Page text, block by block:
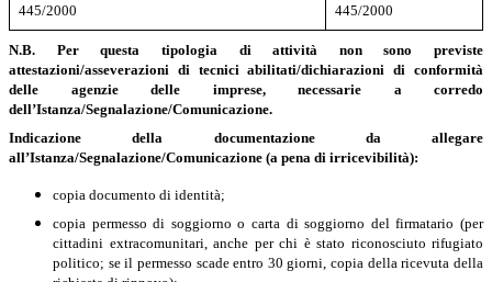
445/2000
445/2000
N.B. Per questa tipologia di attività non sono previste
attestazioni/asseverazioni di tecnici abilitati/dichiarazioni di conformità
delle agenzie delle imprese, necessarie a corredo
dell’Istanza/Segnalazione/Comunicazione.
Indicazione
della documentazione da allegare
all’Istanza/Segnalazione/Comunicazione (a pena di irricevibilità):
copia documento di identità;
copia permesso di soggiorno o carta di soggiorno del firmatario (per
cittadini extracomunitari, anche per chi è stato riconosciuto rifugiato
politico; se il permesso scade entro 30 giorni, copia della ricevuta della